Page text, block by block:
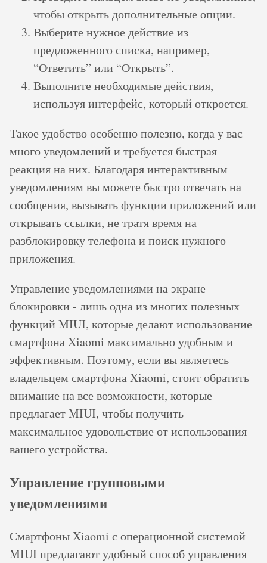
чтобы открыть дополнительные опции.
Выберите нужное действие из
предложенного списка, например,
“Ответить” или “Открыть”.
Выполните необходимые действия,
используя интерфейс, который откроется.
Такое удобство особенно полезно, когда у вас
много уведомлений и требуется быстрая
реакция на них. Благодаря интерактивным
уведомлениям вы можете быстро отвечать на
сообщения, вызывать функции приложений или
открывать ссылки, не тратя время на
разблокировку телефона и поиск нужного
приложения.
Управление уведомлениями на экране
блокировки - лишь одна из многих полезных
функций MIUI, которые делают использование
смартфона Xiaomi максимально удобным и
эффективным. Поэтому, если вы являетесь
владельцем смартфона Xiaomi, стоит обратить
внимание на все возможности, которые
предлагает MIUI, чтобы получить
максимальное удовольствие от использования
вашего устройства.
Управление групповыми
уведомлениями
Смартфоны Xiaomi с операционной системой
MIUI предлагают удобный способ управления